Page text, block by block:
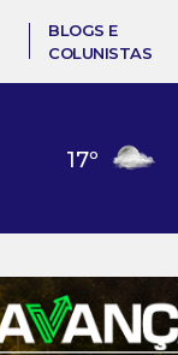
BLOGS E
COLUNISTAS
17º